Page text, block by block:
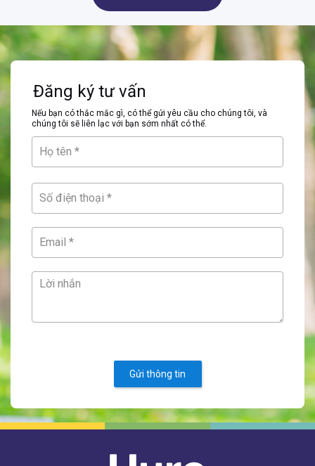
Đăng ký tư vấn
Nếu bạn có thắc mắc gì, có thể gửi yêu cầu cho chúng tôi, và
chúng tôi sẽ liên lạc với bạn sớm nhất có thể.
Gửi thông tin